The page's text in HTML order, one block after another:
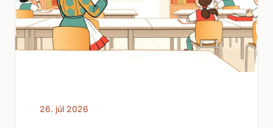
26. júl 2026